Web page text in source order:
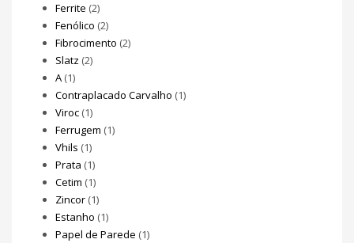
Ferrite (2)
Fenólico (2)
Fibrocimento (2)
Slatz (2)
A (1)
Contraplacado Carvalho (1)
Viroc (1)
Ferrugem (1)
Vhils (1)
Prata (1)
Cetim (1)
Zincor (1)
Estanho (1)
Papel de Parede (1)